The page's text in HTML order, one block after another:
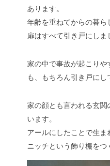
あります。
年齢を重ねてからの暮
扉はすべて引き戸にしま
家の中で事故が起こりや
も、もちろん引き戸にし
家の顔とも言われる玄関
います。
アールにしたことで生ま
ニッチという飾り棚をつ